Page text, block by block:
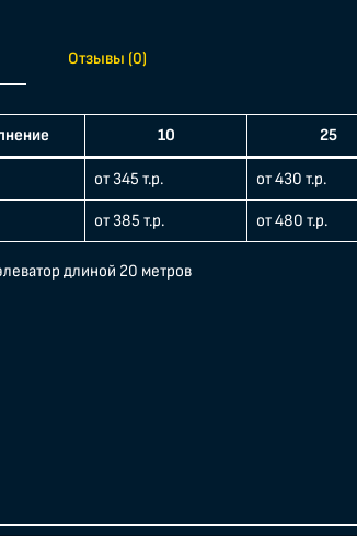
Отзывы (0)
10 25
от 345 т.р. от 430 т.р.
от 385 т.р. от 480 т.р.
длиной 20 метров